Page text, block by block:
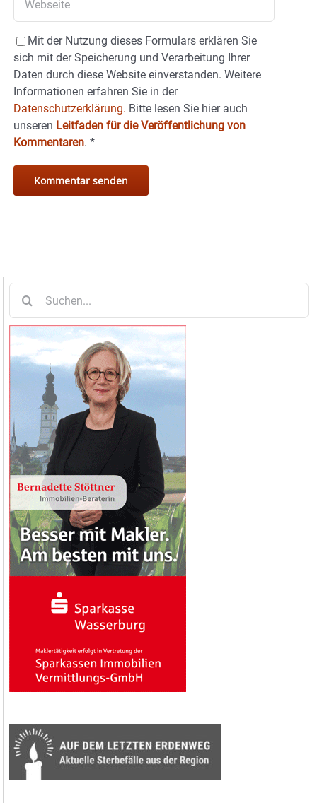
Mit der Nutzung dieses Formulars erklären Sie
sich mit der Speicherung und Verarbeitung Ihrer
Daten durch diese Website einverstanden. Weitere
Informationen erfahren Sie in der
Datenschutzerklärung. Bitte lesen Sie hier auch
unseren Leitfaden für die Veröffentlichung von
Kommentaren. *
nach: